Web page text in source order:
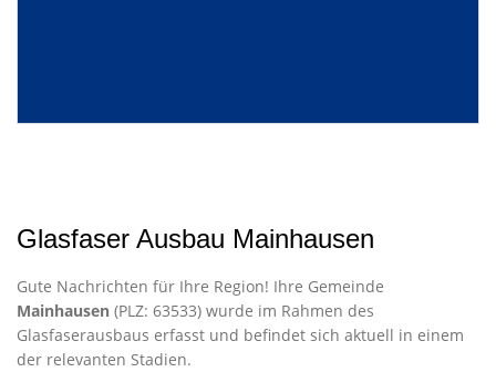
Glasfaser Ausbau Mainhausen
Gute Nachrichten für Ihre Region! Ihre Gemeinde
Mainhausen (PLZ: 63533) wurde im Rahmen des
Glasfaserausbaus erfasst und befindet sich aktuell in einem
der relevanten Stadien.